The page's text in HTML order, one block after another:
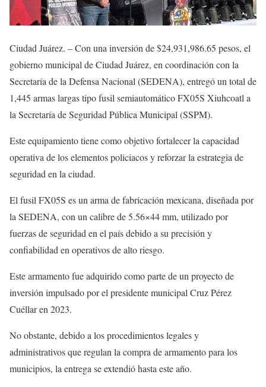
Ciudad Juárez. – Con una inversión de $24,931,986.65 pesos, el
gobierno municipal de Ciudad Juárez, en coordinación con la
Secretaría de la Defensa Nacional (SEDENA), entregó un total de
1,445 armas largas tipo fusil semiautomático FX05S Xiuhcoatl a
la Secretaría de Seguridad Pública Municipal (SSPM).
Este equipamiento tiene como objetivo fortalecer la capacidad
operativa de los elementos policiacos y reforzar la estrategia de
seguridad en la ciudad.
El fusil FX05S es un arma de fabricación mexicana, diseñada por
la SEDENA, con un calibre de 5.56×44 mm, utilizado por
fuerzas de seguridad en el país debido a su precisión y
confiabilidad en operativos de alto riesgo.
Este armamento fue adquirido como parte de un proyecto de
inversión impulsado por el presidente municipal Cruz Pérez
Cuéllar en 2023.
No obstante, debido a los procedimientos legales y
administrativos que regulan la compra de armamento para los
municipios, la entrega se extendió hasta este año.